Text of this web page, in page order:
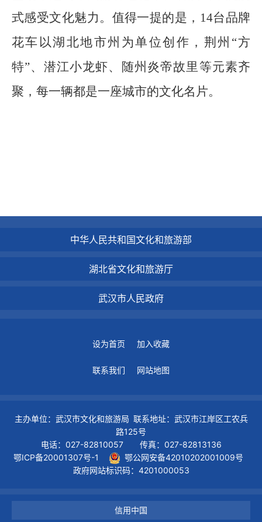
式感受文化魅力。值得一提的是，14台品牌
花车以湖北地市州为单位创作，荆州“方
特”、潜江小龙虾、随州炎帝故里等元素齐
聚，每一辆都是一座城市的文化名片。
中华人民共和国文化和旅游部
湖北省文化和旅游厅
武汉市人民政府
设为首页 加入收藏
联系我们 网站地图
主办单位：武汉市文化和旅游局 联系地址：武汉市江岸区工农兵
路125号
电话：027-82810057 传真：027-82813136
鄂ICP备20001307号-1
鄂公网安备42010202001009号
政府网站标识码：4201000053
信用中国